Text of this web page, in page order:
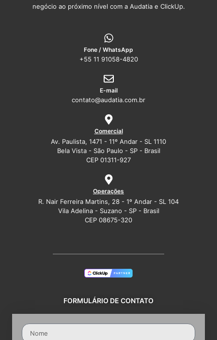
negócio ao próximo nível com a Audatia e ClickUp.
Fone / WhatsApp
+55 11 91058-4820
E-mail
contato@audatia.com.br
Comercial
Av. Paulista, 1471 - 11º Andar - SL 1110
Bela Vista - São Paulo - SP - Brasil
CEP 01311-927
Operações
R. Nair Ferreira Martins, 28 - 1º Andar - SL 104
Vila Adelina - Suzano - SP - Brasil
CEP 08675-320
FORMULÁRIO DE CONTATO